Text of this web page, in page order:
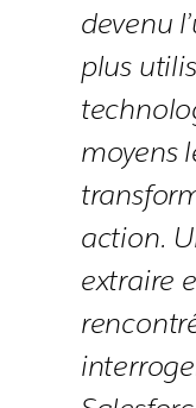
devenu
plus
moyens
action.
extraire